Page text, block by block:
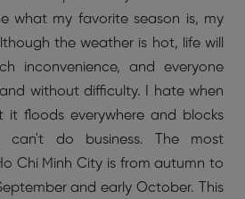
what my favorite season is, my
the weather is hot, life will
inconvenience, and everyone
without difficulty. I hate when
floods everywhere and blocks
can't do business. The most
Chi Minh City is from autumn to
and early October. This